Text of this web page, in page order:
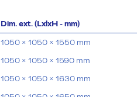
Dim. ext. (LxlxH - mm)
1050 × 1050 × 1550 mm
1050 × 1050 × 1590 mm
1050 × 1050 × 1630 mm